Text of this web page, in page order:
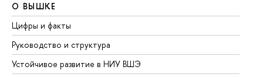
О ВЫШКЕ
Цифры и факты
Руководство и структура
Устойчивое развитие в НИУ ВШЭ